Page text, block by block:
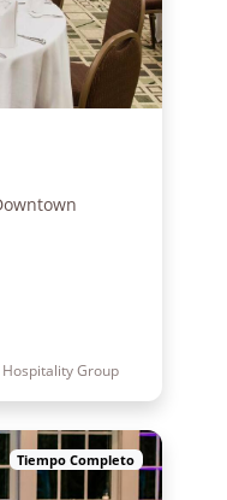
Group
Tiempo Completo